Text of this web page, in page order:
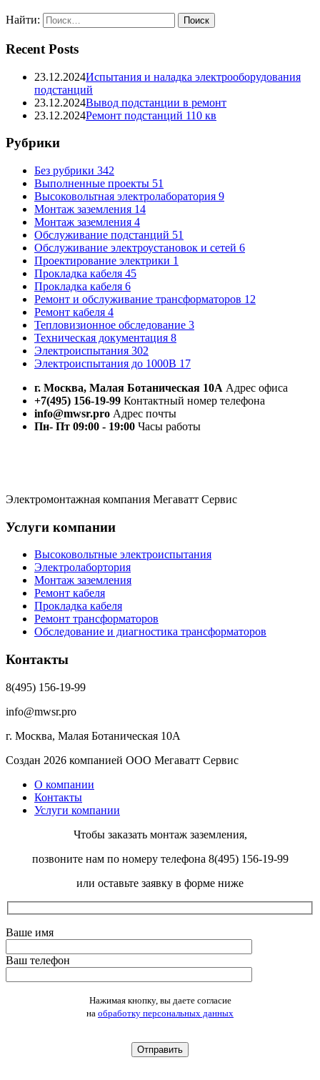
Найти:
Recent Posts
23.12.2024Испытания и наладка электрооборудования
подстанций
23.12.2024Вывод подстанции в ремонт
23.12.2024Ремонт подстанций 110 кв
Рубрики
Без рубрики 342
Выполненные проекты 51
Высоковольтная электролаборатория 9
Монтаж заземления 14
Монтаж заземления 4
Обслуживание подстанций 51
Обслуживание электроустановок и сетей 6
Проектирование электрики 1
Прокладка кабеля 45
Прокладка кабеля 6
Ремонт и обслуживание трансформаторов 12
Ремонт кабеля 4
Тепловизионное обследование 3
Техническая документация 8
Электроиспытания 302
Электроиспытания до 1000В 17
г. Москва, Малая Ботаническая 10А Адрес офиса
+7(495) 156-19-99 Контактный номер телефона
info@mwsr.pro Адрес почты
Пн- Пт 09:00 - 19:00 Часы работы
Электромонтажная компания Мегаватт Сервис
Услуги компании
Высоковольтные электроиспытания
Электролабортория
Монтаж заземления
Ремонт кабеля
Прокладка кабеля
Ремонт трансформаторов
Обследование и диагностика трансформаторов
Контакты
8(495) 156-19-99
info@mwsr.pro
г. Москва, Малая Ботаническая 10А
Создан 2026 компанией ООО Мегаватт Сервис
О компании
Контакты
Услуги компании
Чтобы заказать монтаж заземления,
позвоните нам по номеру телефона 8(495) 156-19-99
или оставьте заявку в форме ниже
Ваше имя
Ваш телефон
Оставьте это поле пустым.Нажимая кнопку, вы даете согласие
на обработку персональных данных